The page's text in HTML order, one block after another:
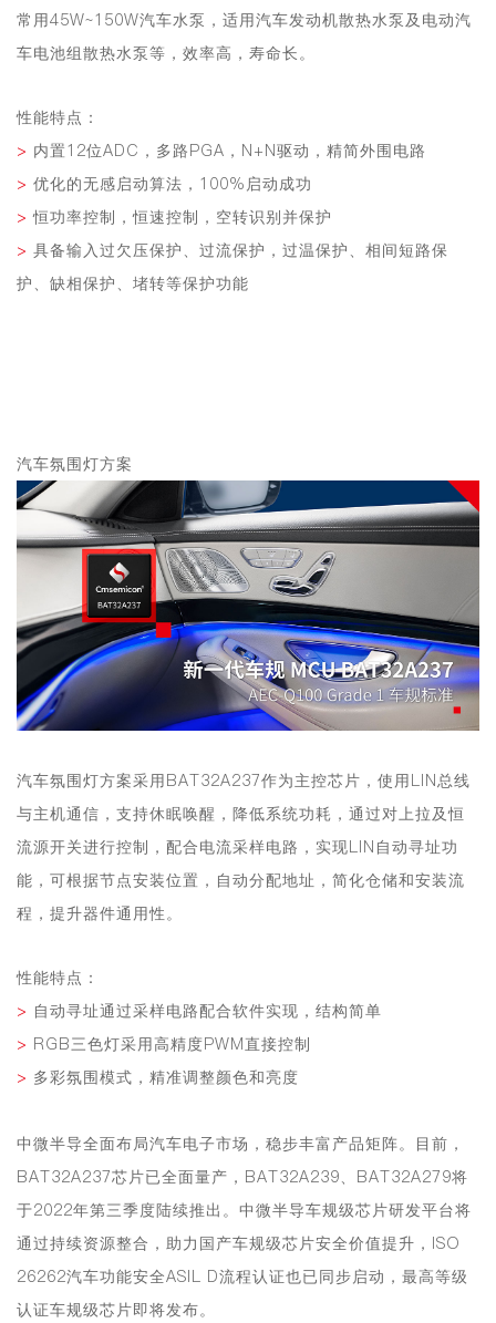
常用45W~150W汽车水泵，适用汽车发动机散热水泵及电动汽
车电池组散热水泵等，效率高，寿命长。
性能特点：
> 内置12位ADC，多路PGA，N+N驱动，精简外围电路
> 优化的无感启动算法，100%启动成功
>恒功率控制，恒速控制，空转识别并保护
> 具备输入过欠压保护、过流保护，过温保护、相间短路保
护、缺相保护、堵转等保护功能
汽车氛围灯方案
汽车氛围灯方案采用BAT32A237作为主控芯片，使用LIN总线
与主机通信，支持休眠唤醒，降低系统功耗，通过对上拉及恒
流源开关进行控制，配合电流采样电路，实现LIN自动寻址功
能，可根据节点安装位置，自动分配地址，简化仓储和安装流
程，提升器件通用性。
性能特点：
> 自动寻址通过采样电路配合软件实现，结构简单
> RGB三色灯采用高精度PWM直接控制
> 多彩氛围模式，精准调整颜色和亮度
中微半导全面布局汽车电子市场，稳步丰富产品矩阵。目前，
BAT32A237芯片已全面量产，BAT32A239、BAT32A279将
于2022年第三季度陆续推出。中微半导车规级芯片研发平台将
通过持续资源整合，助力国产车规级芯片安全价值提升，ISO
26262汽车功能安全ASIL D流程认证也已同步启动，最高等级
认证车规级芯片即将发布。